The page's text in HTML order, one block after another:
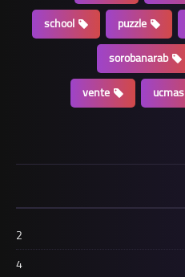
puzzle
school
sorobanarab
ucmas
vente
2
4